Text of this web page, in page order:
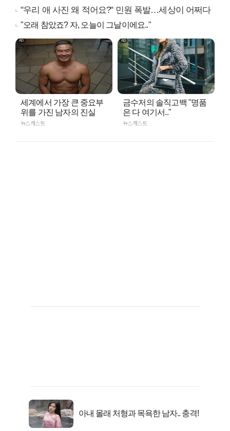
"우리 애 사진 왜 적어요?" 민원 폭발…세상이 어쩌다
"오래 참았죠? 자, 오늘이 그날이에요.."
세계에서 가장 큰 중요부
위를 가진 남자의 진실
뉴스캐스트
금수저의 솔직고백 "명품
은 다 여기서.."
뉴스캐스트
아내 몰래 처형과 목욕한 남자.. 충격!